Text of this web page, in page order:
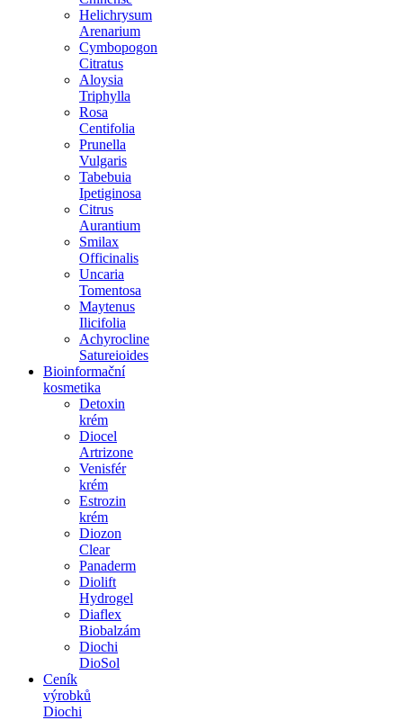
Helichrysum
Arenarium
Cymbopogon
Citratus
Aloysia
Triphylla
Rosa
Centifolia
Prunella
Vulgaris
Tabebuia
Ipetiginosa
Citrus
Aurantium
Smilax
Officinalis
Uncaria
Tomentosa
Maytenus
Ilicifolia
Achyrocline
Satureioides
Bioinformační
kosmetika
Detoxin
krém
Diocel
Artrizone
Venisfér
krém
Estrozin
krém
Diozon
Clear
Panaderm
Diolift
Hydrogel
Diaflex
Biobalzám
Diochi
DioSol
Ceník
výrobků
Diochi